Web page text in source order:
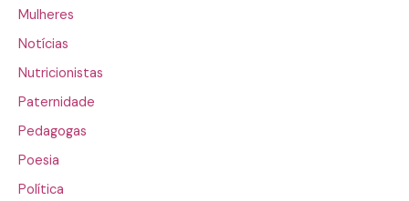
Mulheres
Notícias
Nutricionistas
Paternidade
Pedagogas
Poesia
Política